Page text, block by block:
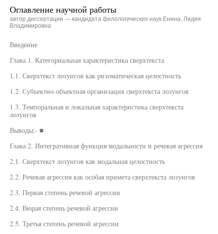
Оглавление научной работы
автор диссертации — кандидата филологических наук Енина, Лидия
Владимировна
Введение
Глава 1. Категориальная характеристика сверхтекста
1.1. Сверхтекст лозунгов как ризоматическая целостность
1.2. Субъектно-объектная организация сверхтекста лозунгов
1.3. Темпоральная и локальная характеристика сверхтекста
лозунгов
Выводы;- ■
Глава 2. Интегративная функция модальности и речевая агрессия
2.1. Сверхтекст лозунгов как модальная целостность
2.2. Речевая агрессия как особая примета сверхтекста лозунгов
2.3. Первая степень речевой агрессии
2.4. Вюрая степень речевой агрессии
2.5. Третья степень речевой агрессии